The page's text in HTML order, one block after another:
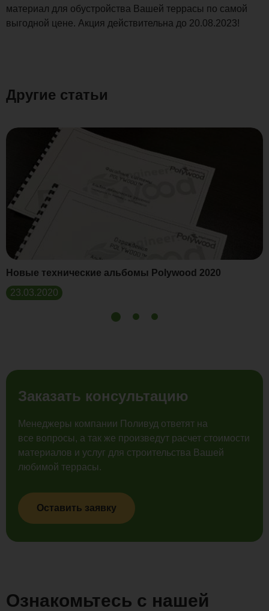
материал для обустройства Вашей террасы по самой
выгодной цене. Акция действительна до 20.08.2023!
Другие статьи
Новые технические альбомы Polywood 2020
23.03.2020
Заказать консультацию
Менеджеры компании Поливуд ответят на
все вопросы, а так же произведут расчет стоимости
материалов и услуг для строительства Вашей
любимой террасы.
Оставить заявку
Ознакомьтесь с нашей